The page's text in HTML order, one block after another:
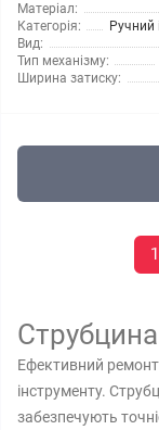
Матеріал:
Категорія:
Ручний
Вид:
Тип механізму:
Ширина затиску:
1
Ефективний ремонт
інструменту.
забезпечують